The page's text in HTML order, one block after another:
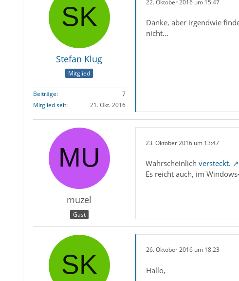
Stefan Klug
Mitglied
Beiträge
7
Mitglied seit
21. Okt. 2016
22. Oktober 2016 um 15:47
Danke, aber irgendwie
nicht...
muzel
Gast
23. Oktober 2016 um 13:47
Wahrscheinlich versteckt.
Es reicht auch, im
26. Oktober 2016 um 18:23
Hallo,